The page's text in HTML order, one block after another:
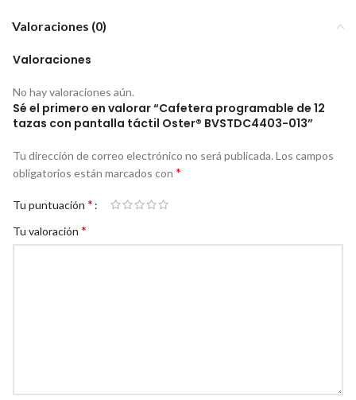
Valoraciones (0)
Valoraciones
No hay valoraciones aún.
Sé el primero en valorar “Cafetera programable de 12
tazas con pantalla táctil Oster® BVSTDC4403-013”
Tu dirección de correo electrónico no será publicada.Los campos
obligatorios están marcados con *
Tu puntuación *
Tu valoración *